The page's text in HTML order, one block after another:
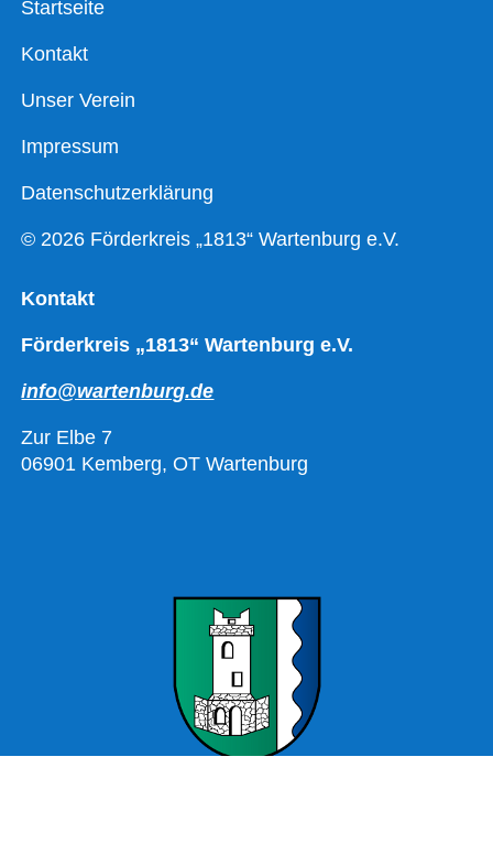
Startseite
Kontakt
Unser Verein
Impressum
Datenschutzerklärung
© 2026 Förderkreis „1813“ Wartenburg e.V.
Kontakt
Förderkreis „1813“ Wartenburg e.V.
info@wartenburg.de
Zur Elbe 7
06901 Kemberg, OT Wartenburg